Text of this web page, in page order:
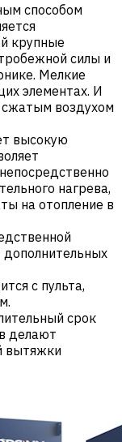
способом
крупные
силы и
Мелкие
элементах. И
сжатым воздухом
высокую
нагрева,
на отопление в
дополнительных
с пульта,
срок
делают
вытяжки